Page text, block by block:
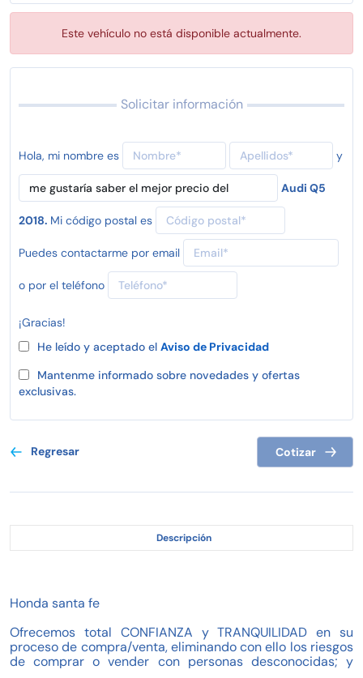
Este vehículo no está disponible actualmente.
Solicitar información
Hola, mi nombre es y
Audi Q5
2018. Mi código postal es
Puedes contactarme por email
o por el teléfono
¡Gracias!
He leído y aceptado el Aviso de Privacidad
Mantenme informado sobre novedades y ofertas
exclusivas.
Regresar Cotizar
Descripción
Honda santa fe
Ofrecemos total CONFIANZA y TRANQUILIDAD en su
proceso de compra/venta, eliminando con ello los riesgos
de comprar o vender con personas desconocidas; y